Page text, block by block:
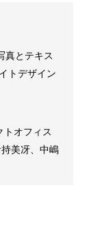
真とテキス
トデザイン
トオフィス
美冴、中嶋